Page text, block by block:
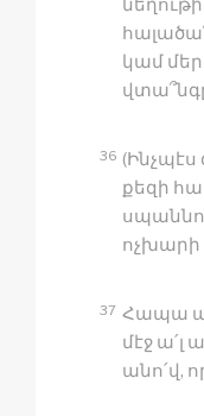
կամ
36 (Ինչպէս
քեզի
ոչխարի
37 Հապա
մէջ ա՛լ
անո՛վ,